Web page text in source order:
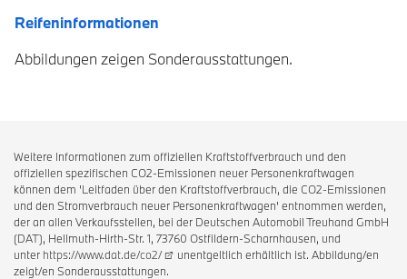
Reifeninformationen
Abbildungen zeigen Sonderausstattungen.
Weitere Informationen zum offiziellen Kraftstoffverbrauch und den
offiziellen spezifischen CO2-Emissionen neuer Personenkraftwagen
können dem 'Leitfaden über den Kraftstoffverbrauch, die CO2-Emissionen
und den Stromverbrauch neuer Personenkraftwagen' entnommen werden,
der an allen Verkaufsstellen, bei der Deutschen Automobil Treuhand GmbH
(DAT), Hellmuth-Hirth-Str. 1, 73760 Ostfildern-Scharnhausen, und
unter https://www.dat.de/co2/
unentgeltlich erhältlich ist. Abbildung/en
zeigt/en Sonderausstattungen.